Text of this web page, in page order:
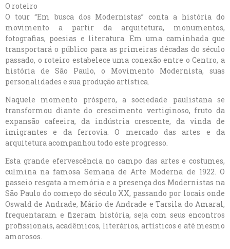
O roteiro
O tour “Em busca dos Modernistas” conta a história do
movimento a partir da arquitetura, monumentos,
fotografias, poesias e literatura. Em uma caminhada que
transportará o público para as primeiras décadas do século
passado, o roteiro estabelece uma conexão entre o Centro, a
história de São Paulo, o Movimento Modernista, suas
personalidades e sua produção artística.
Naquele momento próspero, a sociedade paulistana se
transformou diante do crescimento vertiginoso, fruto da
expansão cafeeira, da indústria crescente, da vinda de
imigrantes e da ferrovia. O mercado das artes e da
arquitetura acompanhou todo este progresso.
Esta grande efervescência no campo das artes e costumes,
culmina na famosa Semana de Arte Moderna de 1922. O
passeio resgata a memória e a presença dos Modernistas na
São Paulo do começo do século XX, passando por locais onde
Oswald de Andrade, Mário de Andrade e Tarsila do Amaral,
frequentaram e fizeram história, seja com seus encontros
profissionais, acadêmicos, literários, artísticos e até mesmo
amorosos.